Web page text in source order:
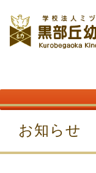
神奈川県平塚市の「学校法
な住宅街に
to
content
お知らせ